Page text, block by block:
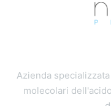
Azienda
molecolari